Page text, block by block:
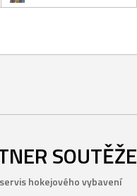
SOUTĚŽE
hokejového vybavení